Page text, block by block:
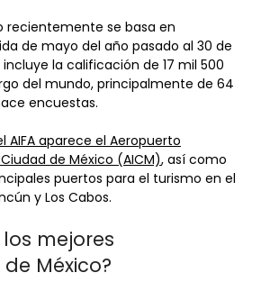
recientemente se basa en
de mayo del año pasado al 30 de
la calificación de 17 mil 500
del mundo, principalmente de 64
encuestas.
AIFA aparece el Aeropuerto
de México (AICM), así como
puertos para el turismo en el
y Los Cabos.
mejores
México?